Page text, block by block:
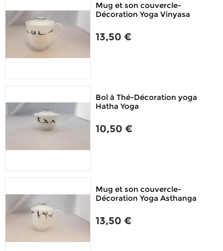
Mug et son couvercle-
Décoration Yoga Vinyasa
13,50 €
Bol à Thé-Décoration yoga
Hatha Yoga
10,50 €
Mug et son couvercle-
Décoration Yoga Asthanga
13,50 €